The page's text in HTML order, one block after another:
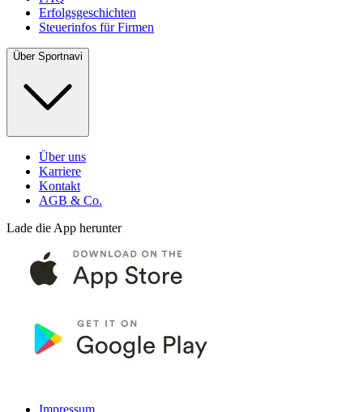
Erfolgsgeschichten
Steuerinfos für Firmen
Über Sportnavi
Über uns
Karriere
Kontakt
AGB & Co.
Lade die App herunter
Impressum